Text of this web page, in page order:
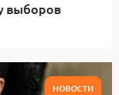
выборов
НОВОСТИ